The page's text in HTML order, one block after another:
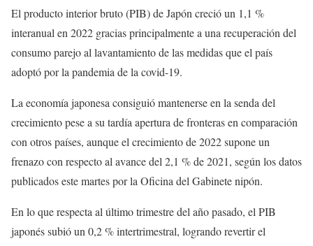
El producto interior bruto (PIB) de Japón creció un 1,1 %
interanual en 2022 gracias principalmente a una recuperación del
consumo parejo al lavantamiento de las medidas que el país
adoptó por la pandemia de la covid-19.
La economía japonesa consiguió mantenerse en la senda del
crecimiento pese a su tardía apertura de fronteras en comparación
con otros países, aunque el crecimiento de 2022 supone un
frenazo con respecto al avance del 2,1 % de 2021, según los datos
publicados este martes por la Oficina del Gabinete nipón.
En lo que respecta al último trimestre del año pasado, el PIB
japonés subió un 0,2 % intertrimestral, logrando revertir el